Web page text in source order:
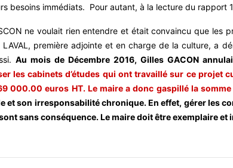
besoins immédiats. Pour autant, à la lecture du rapport
ne voulait rien entendre et était convaincu que
première adjointe et en charge de la culture, a
Au mois de Décembre 2016, Gilles GACON
les cabinets d’études qui ont travaillé sur ce projet
000.00 euros HT. Le maire a donc gaspillé la
et son irresponsabilité chronique. En effet, gérer les
sans conséquence. Le maire doit être exemplaire